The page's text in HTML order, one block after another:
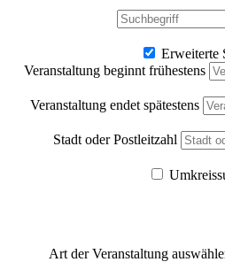
Erweiterte
Veranstaltung beginnt frühestens
Veranstaltung endet spätestens
Stadt oder Postleitzahl
Art der Veranstaltung